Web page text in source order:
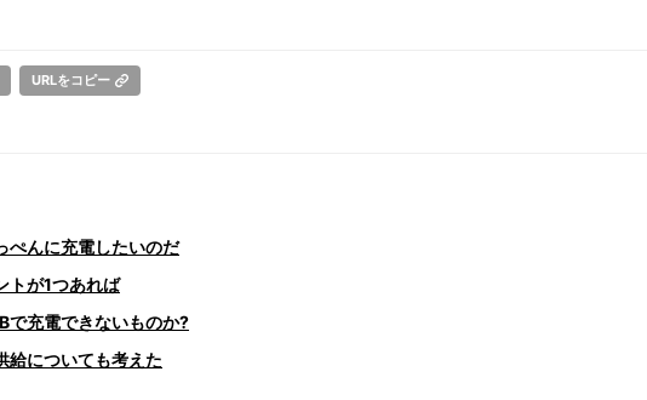
URLをコピー
ぺんに充電したいのだ
トが1つあれば
で充電できないものか?
給についても考えた